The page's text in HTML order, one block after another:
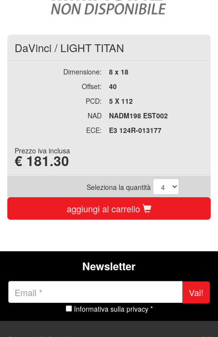
DaVinci / LIGHT TITAN
Dimensione:
8 x 18
Offset:
40
PCD:
5 X 112
NAD
NADM198 EST002
ECE:
E3 124R-013177
Prezzo iva inclusa
€ 181.30
Seleziona la quantità
aggiungi al carrello
Newsletter
Vai!
Informativa sulla privacy *